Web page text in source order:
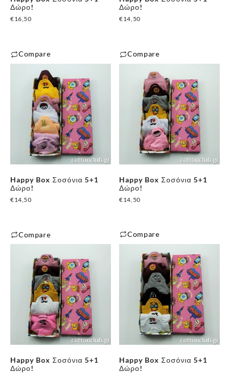
Δώρο!
€16,50
Compare
Δώρο!
€14,50
Compare
Happy Box Σοσόνια 5+1
Δώρο!
€14,50
Compare
Happy Box Σοσόνια 5+1
Δώρο!
€14,50
Compare
Happy Box Σοσόνια 5+1
Δώρο!
Happy Box Σοσόνια 5+1
Δώρο!